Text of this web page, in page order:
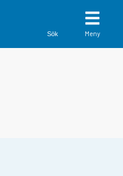
Sök Meny